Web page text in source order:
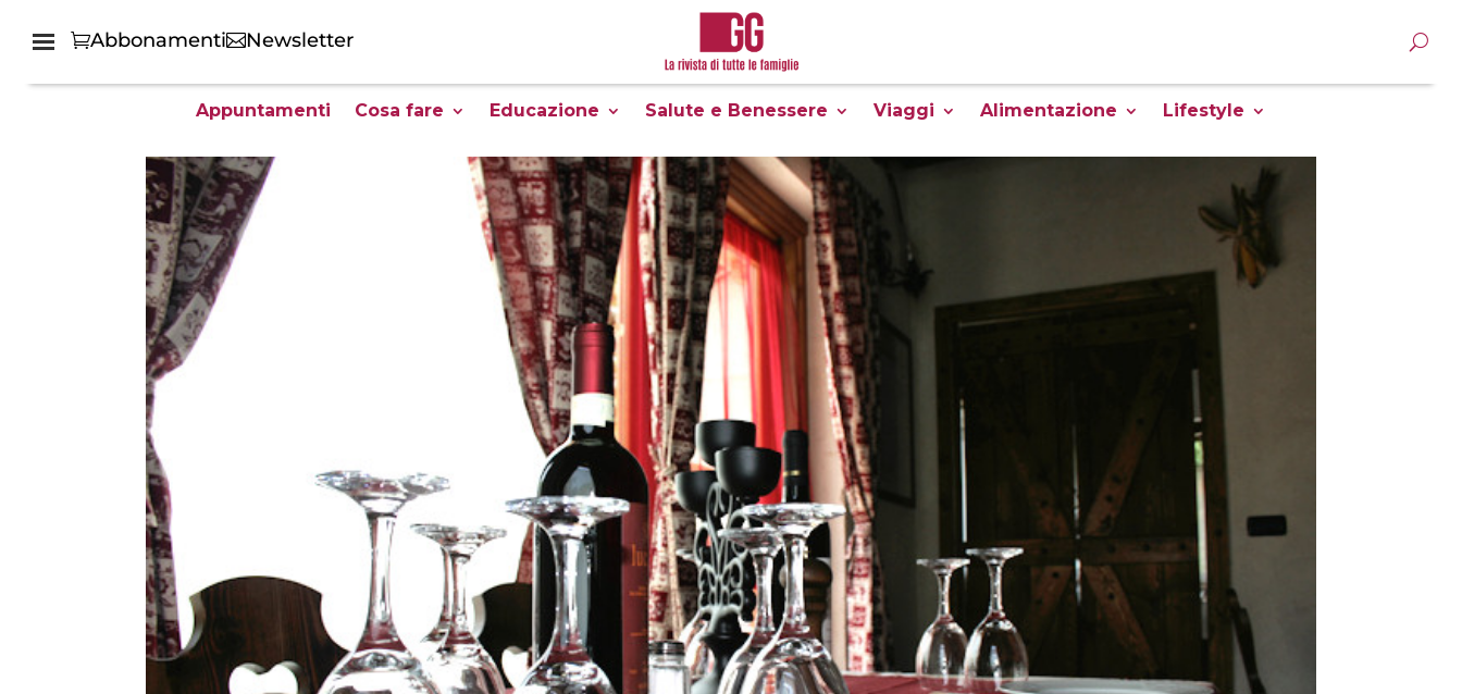
Abbonamenti Newsletter
Appuntamenti Cosa fare Educazione Salute e Benessere Viaggi Alimentazione Lifestyle